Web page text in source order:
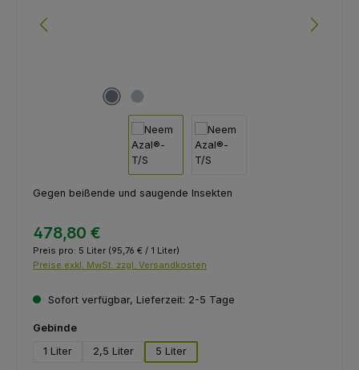
Gegen beißende und saugende Insekten
478,80 €
Preis pro: 5 Liter (95,76 € / 1 Liter)
Preise exkl. MwSt. zzgl. Versandkosten
Sofort verfügbar, Lieferzeit: 2-5 Tage
Gebindeauswählen
1 Liter
2,5 Liter 5 Liter